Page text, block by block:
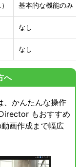
基本的な機能のみ
なし
なし
へ
、かんたんな操作
もおすすめ
画作成まで幅広